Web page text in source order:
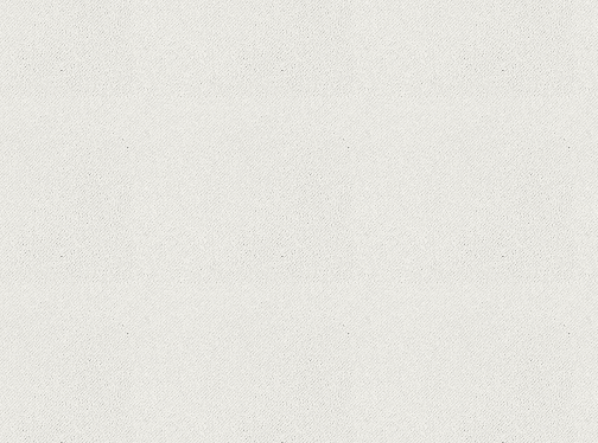
această lună de la Legenda Korra
Studio Mir
Curtea Supremă reglementează în
favoarea Google în Oracle Java
Fight
Zvon: aplicațiile Google nu se mai
pot instala pe terminalele Huawei
cu procesoare Kirin
Huawei P50 primeşte o posibilă
dată de lansare şi e mai curând